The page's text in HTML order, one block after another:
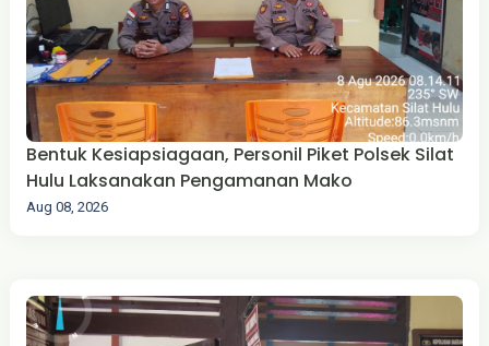
Bentuk Kesiapsiagaan, Personil Piket Polsek Silat
Hulu Laksanakan Pengamanan Mako
Aug 08, 2026